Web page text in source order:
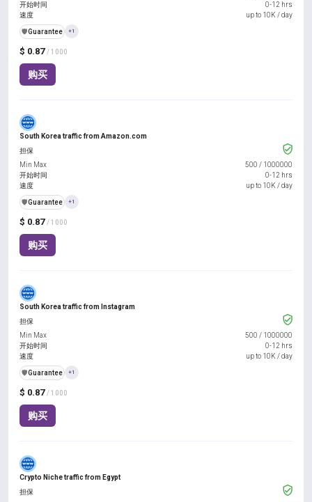
$ 0.87 / 1000
购买
开始时间
0-12 hrs
速度
up to 10K / day
️🛡️Guarantee +1
South Korea traffic from Amazon.com
$ 0.87 / 1000
购买
担保
Min Max
500 / 1000000
开始时间
0-12 hrs
速度
up to 10K / day
️🛡️Guarantee +1
South Korea traffic from Instagram
$ 0.87 / 1000
购买
担保
Min Max
500 / 1000000
开始时间
0-12 hrs
速度
up to 10K / day
️🛡️Guarantee +1
Crypto Niche traffic from Egypt
担保